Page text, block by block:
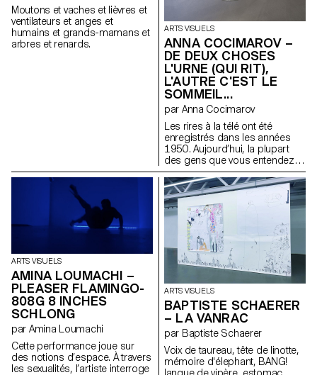
Moutons et vaches et lièvres et
ventilateurs et anges et
humains et grands-mamans et
arbres et renards.
ARTS VISUELS
ANNA COCIMAROV –
DE DEUX CHOSES
L'URNE (QUI RIT),
L'AUTRE C'EST LE
SOMMEIL...
par Anna Cocimarov
Les rires à la télé ont été
enregistrés dans les années
1950. Aujourd’hui, la plupart
des gens que vous entendez
rire sont morts. » Cette phrase,
tirée du roman Berceuse de
Chuck Palahniuk, ressemble à
une légende urbaine — à moitié
vraie. Elle fait écho à la
sculpture Partial Truth de Bruce
Nauman, une stèle froide et
minimaliste en forme d’écran
éteint. La télévision, elle aussi,
fabrique des vérités partielles :
elle découpe, filtre, remonte le
réel. On regarde les infos
comme une sitcom, entre rires
forcés et tragédies banalisées.
Cette installation traduit cette
perception fragmentée. Deux
urnes : l’une rit, l’autre dort.
Vases de mémoire, elles
ARTS VISUELS
AMINA LOUMACHI –
PLEASER FLAMINGO-
808G 8 INCHES
SCHLONG
par Amina Loumachi
Cette performance joue sur
des notions d’espace. À travers
les sexualités, l’artiste interroge
ARTS VISUELS
BAPTISTE SCHAERER
– LA VANRAC
par Baptiste Schaerer
Voix de taureau, tête de linotte,
mémoire d'élephant, BANG!